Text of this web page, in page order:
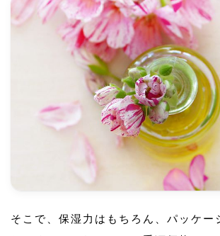
そこで、保湿力はもちろん、パッケー